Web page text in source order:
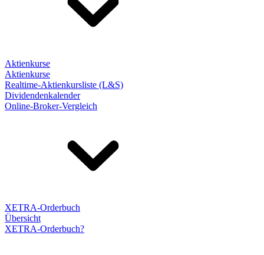
Aktienkurse
Aktienkurse
Realtime-Aktienkursliste (L&S)
Dividendenkalender
Online-Broker-Vergleich
XETRA-Orderbuch
Übersicht
XETRA-Orderbuch?